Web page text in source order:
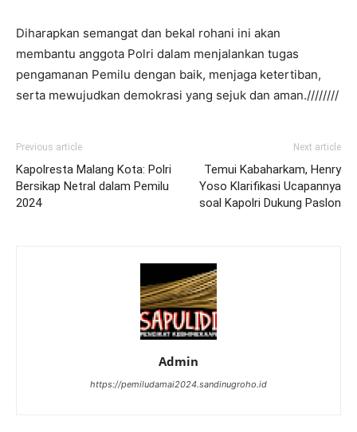
Diharapkan semangat dan bekal rohani ini akan
membantu anggota Polri dalam menjalankan tugas
pengamanan Pemilu dengan baik, menjaga ketertiban,
serta mewujudkan demokrasi yang sejuk dan aman.////////
Previous article
Kapolresta Malang Kota: Polri
Bersikap Netral dalam Pemilu
2024
Next article
Temui Kabaharkam, Henry
Yoso Klarifikasi Ucapannya
soal Kapolri Dukung Paslon
Admin
https://pemiludamai2024.sandinugroho.id